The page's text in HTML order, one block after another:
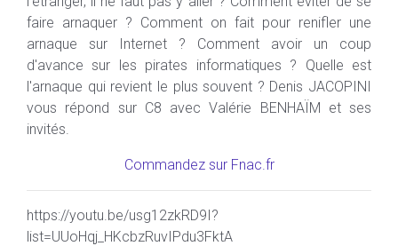
faire arnaquer ? Comment on fait pour renifler une
arnaque sur Internet ? Comment avoir un coup
d'avance sur les pirates informatiques ? Quelle est
l'arnaque qui revient le plus souvent ? Denis JACOPINI
vous répond sur C8 avec Valérie BENHAÏM et ses
invités.
Commandez sur Fnac.fr
https://youtu.be/usg12zkRD9I?
list=UUoHqj_HKcbzRuvIPdu3FktA